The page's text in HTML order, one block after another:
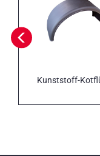
Kunststoff-